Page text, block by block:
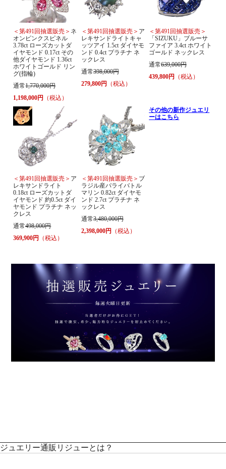
＜第491回抽選販売＞ ネ
オンピンクスピネル
3.78ct ローズカットダ
イヤモンド 0.17ct その
他ダイヤモンド 1.36ct
ホワイトゴールド リン
グ(指輪)
通常1,770,000円
1,198,000円 （税込）
＜第491回抽選販売＞ ア
レキサンドライトキャ
ッツアイ 1.5ct ダイヤモ
ンド 0.4ct プラチナ ネ
ックレス
通常398,000円
279,800円 （税込）
＜第491回抽選販売＞
「SIZUKU」ブルーサ
ファイア 3.4ct ホワイト
ゴールド ネックレス
通常639,000円
439,800円 （税込）
＜第491回抽選販売＞ ア
レキサンドライト
0.18ct ローズカットダ
イヤモンド 約0.5ct ダイ
ヤモンド プラチナ ネッ
クレス
通常498,000円
369,900円
（税込）
＜第491回抽選販売＞ ブ
ラジル産パライバトル
マリン 0.82ct ダイヤモ
ンド 2.7ct プラチナ ネ
ックレス
通常3,480,000円
2,398,000円
（税込）
その他の新作ジュエリ
ーはこちら
ジュエリー通販リジューとは？